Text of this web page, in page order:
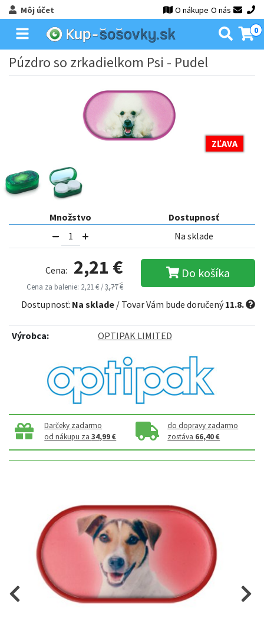
Môj účet O nákupe O nás
0
Púzdro so zrkadielkom Psi - Pudel
ZĽAVA
Množstvo
Dostupnosť
Na sklade
Cena: 2,21 €
Cena za balenie: 2,21 € /3,77 €
Do košíka
Dostupnosť: Na sklade / Tovar Vám bude doručený11.8.
Výrobca: OPTIPAK LIMITED
Darčeky zadarmo
od nákupu za34,99 €
do dopravy zadarmo
zostáva 66,40 €